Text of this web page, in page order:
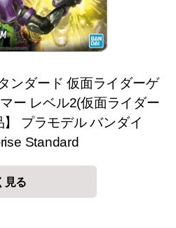
ンダード 仮面ライダーゲ
ー レベル2(仮面ライダー
プラモデル バンダイ
Standard
見る